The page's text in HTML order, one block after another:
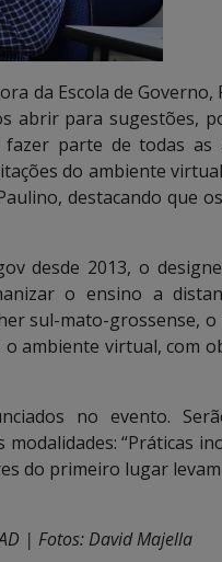
da Escola de Governo,
abrir para sugestões,
parte de todas as
do ambiente
destacando que
desde 2013, o
o ensino a
sul-mato-grossense,
ambiente virtual, com
no evento.
“Práticas
do primeiro lugar
| Fotos: David Majella